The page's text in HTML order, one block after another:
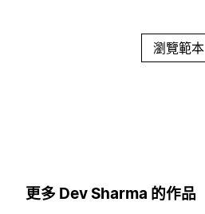
瀏覽範本
更多 Dev Sharma 的作品